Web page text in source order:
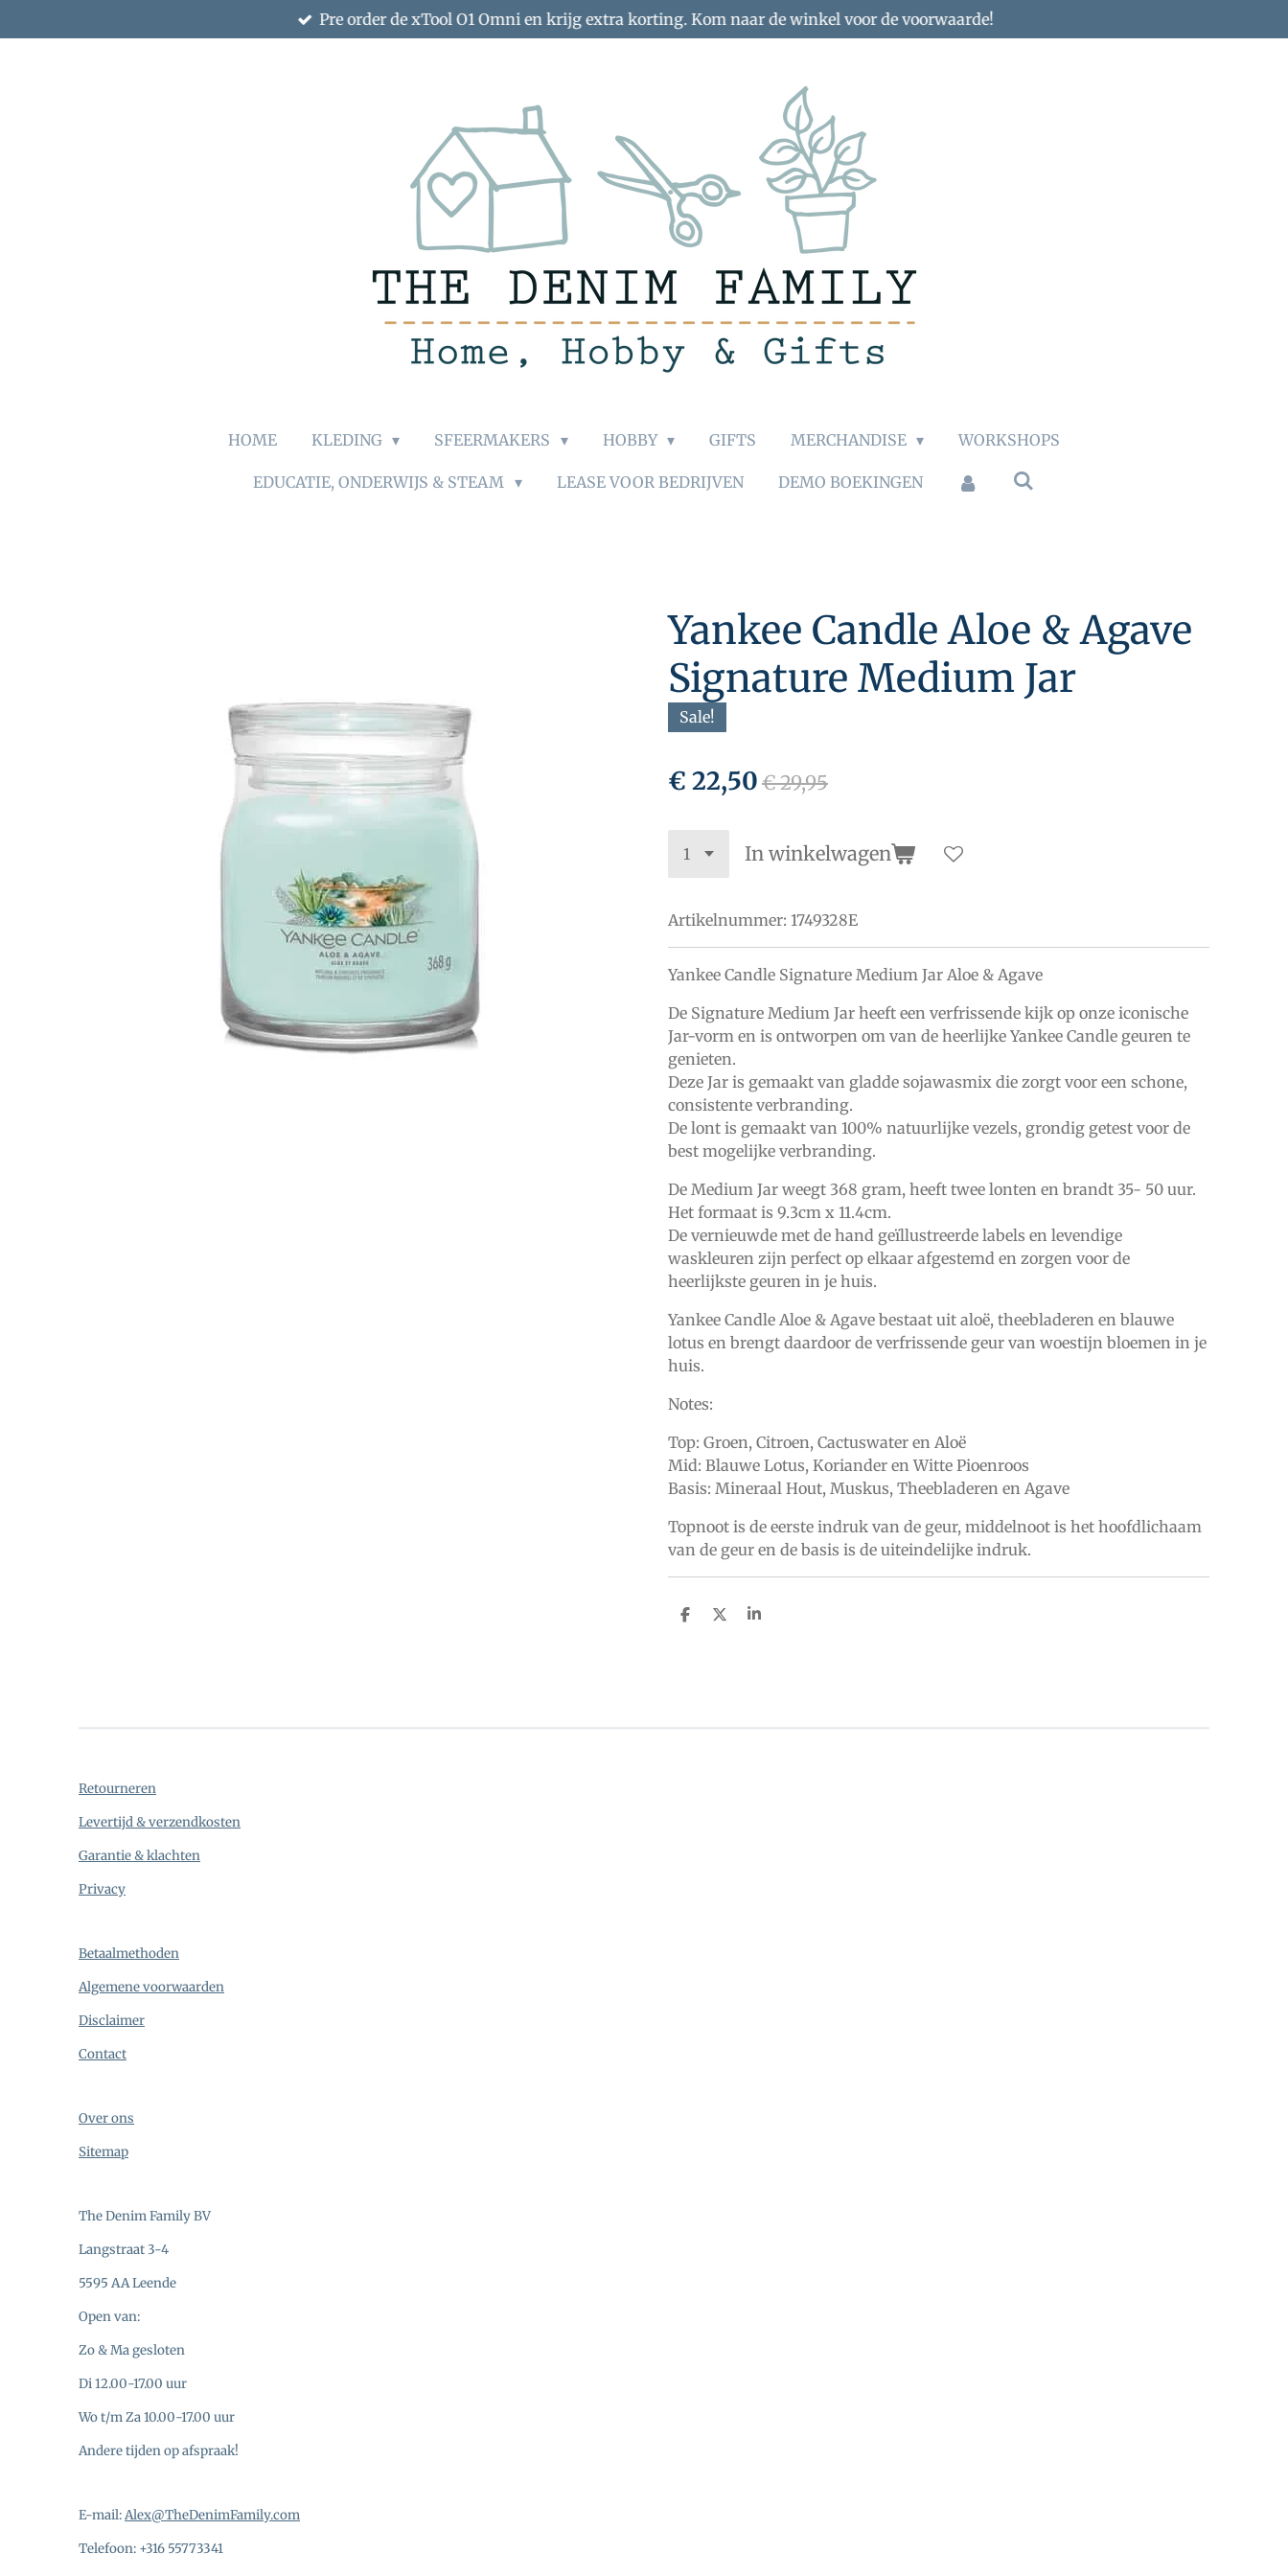
direct
Pre order de xTool O1 Omni en krijg extra korting. Kom naar de winkel voor de voorwaarde!
HOME KLEDING SFEERMAKERS HOBBY GIFTS MERCHANDISE WORKSHOPS
EDUCATIE, ONDERWIJS & STEAM LEASE VOOR BEDRIJVEN DEMO BOEKINGEN
Yankee Candle Aloe & Agave
Signature Medium Jar
Sale!
€ 22,50€ 29,95
In winkelwagen
Artikelnummer: 1749328E
Yankee Candle Signature Medium Jar Aloe & Agave
De Signature Medium Jar heeft een verfrissende kijk op onze iconische
Jar-vorm en is ontworpen om van de heerlijke Yankee Candle geuren te
genieten.
Deze Jar is gemaakt van gladde sojawasmix die zorgt voor een schone,
consistente verbranding.
De lont is gemaakt van 100% natuurlijke vezels, grondig getest voor de
best mogelijke verbranding.
De Medium Jar weegt 368 gram, heeft twee lonten en brandt 35- 50 uur.
Het formaat is 9.3cm x 11.4cm.
De vernieuwde met de hand geïllustreerde labels en levendige
waskleuren zijn perfect op elkaar afgestemd en zorgen voor de
heerlijkste geuren in je huis.
Yankee Candle Aloe & Agave bestaat uit aloë, theebladeren en blauwe
lotus en brengt daardoor de verfrissende geur van woestijn bloemen in je
huis.
Notes:
Top: Groen, Citroen, Cactuswater en Aloë
Mid: Blauwe Lotus, Koriander en Witte Pioenroos
Basis: Mineraal Hout, Muskus, Theebladeren en Agave
Topnoot is de eerste indruk van de geur, middelnoot is het hoofdlichaam
van de geur en de basis is de uiteindelijke indruk.
D
D
S
Retourneren
Levertijd & verzendkosten
Garantie & klachten
Privacy
Betaalmethoden
Algemene voorwaarden
Disclaimer
Contact
Over ons
Sitemap
The Denim Family BV
Langstraat 3-4
5595 AA Leende
Open van:
Zo & Ma gesloten
Di 12.00-17.00 uur
Wo t/m Za 10.00-17.00 uur
Andere tijden op afspraak!
E-mail:Alex@TheDenimFamily.com
Telefoon: +316 55773341